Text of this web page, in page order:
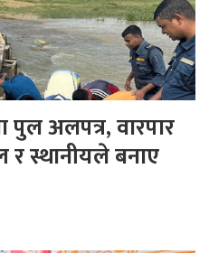
पुल अलपत्र, वारपार
र स्थानीयले बनाए